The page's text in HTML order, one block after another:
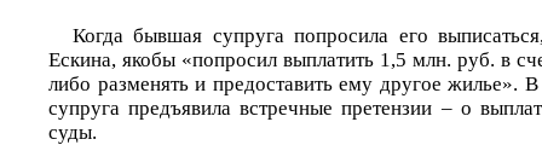
Когда бывшая супруга попросила его
Ескина, якобы «попросил выплатить 1,5 млн. руб. в
либо разменять и предоставить ему другое жилье».
супруга предъявила встречные претензии – о
суды.